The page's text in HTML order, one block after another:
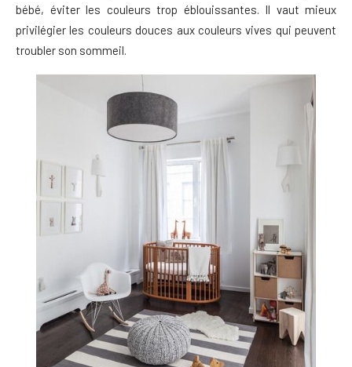
bébé, éviter les couleurs trop éblouissantes. Il vaut mieux
privilégier les couleurs douces aux couleurs vives qui peuvent
troubler son sommeil.